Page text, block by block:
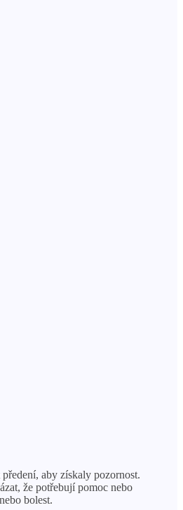
aby získaly pozornost.
že potřebují pomoc nebo
bolest.